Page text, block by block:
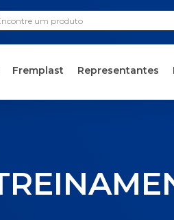
Fremplast Representantes